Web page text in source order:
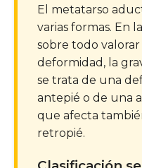
El metatarso
varias formas. En
sobre todo
deformidad, la
se trata de una
antepié o de una
que afecta
retropié.